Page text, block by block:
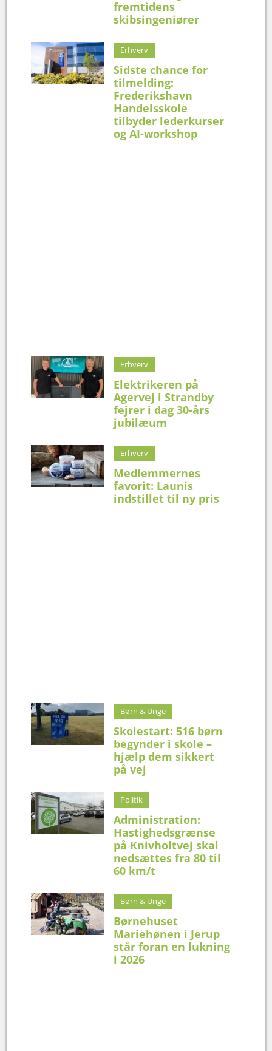
fremtidens
skibsingeniører
Erhverv
Sidste chance for
tilmelding:
Frederikshavn
Handelsskole
tilbyder lederkurser
og AI-workshop
Erhverv
Elektrikeren på
Agervej i Strandby
fejrer i dag 30-års
jubilæum
Erhverv
Medlemmernes
favorit: Launis
indstillet til ny pris
Børn & Unge
Skolestart: 516 børn
begynder i skole –
hjælp dem sikkert
på vej
Politik
Administration:
Hastighedsgrænse
på Knivholtvej skal
nedsættes fra 80 til
60 km/t
Børn & Unge
Børnehuset
Mariehønen i Jerup
står foran en lukning
i 2026